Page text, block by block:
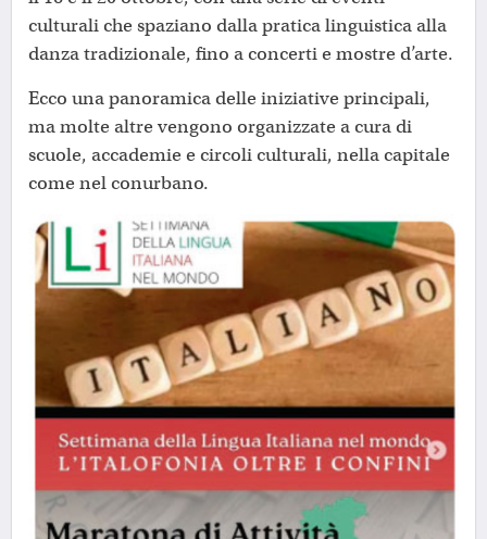
culturali che spaziano dalla pratica linguistica alla
danza tradizionale, fino a concerti e mostre d’arte.
Ecco una panoramica delle iniziative principali,
ma molte altre vengono organizzate a cura di
scuole, accademie e circoli culturali, nella capitale
come nel conurbano.